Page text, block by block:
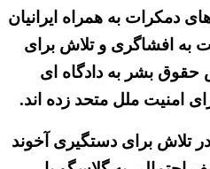
دمکرات به همراه ایرانیان
به افشاگری و تلاش برای
حقوق بشر به دادگاه ای
امنیت ملل متحد زده اند.
تلاش برای دستگیری آخوند